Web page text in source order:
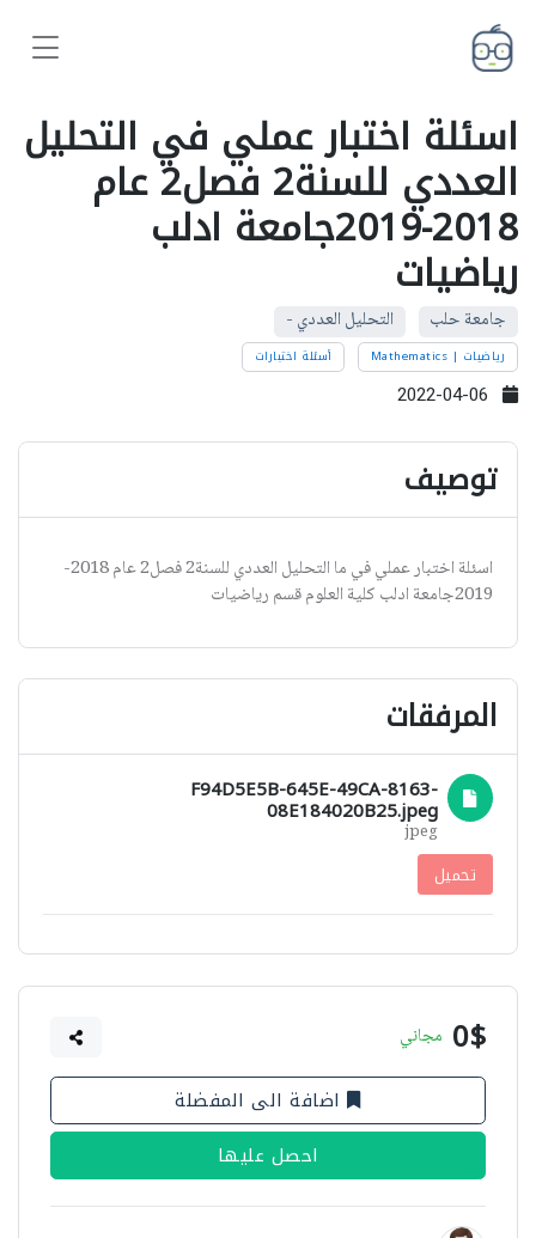
اسئلة اختبار عملي في التحليل
العددي للسنة2 فصل2 عام
2018-2019جامعة ادلب
رياضيات
جامعة حلب التحليل العددي -
رياضيات | Mathematics أسئلة اختبارات
توصيف
اسئلة اختبار عملي في ما التحليل العددي للسنة2 فصل2 عام 2018-
2019جامعة ادلب كلية العلوم قسم رياضيات
المرفقات
F94D5E5B-645E-49CA-8163-
08E184020B25.jpeg
jpeg
تحميل
0$ مجاني
اضافة الى المفضلة
احصل عليها